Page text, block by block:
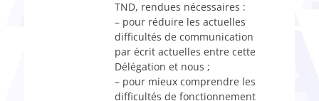
TND, rendues nécessaires :
– pour réduire les actuelles
difficultés de communication
par écrit actuelles entre cette
Délégation et nous ;
– pour mieux comprendre les
difficultés de fonctionnement